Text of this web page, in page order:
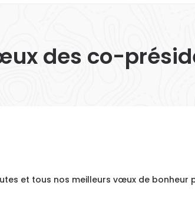
des co-
et tous nos meilleurs vœux de bonheur